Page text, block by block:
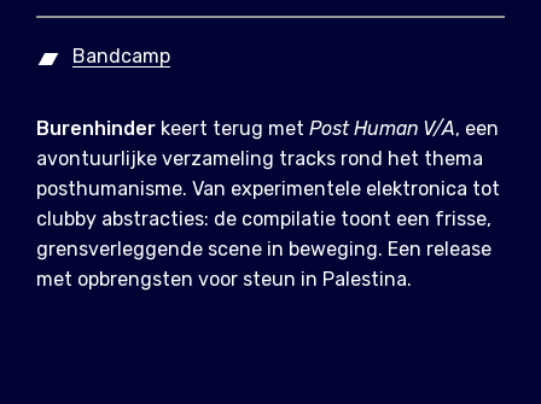
Bandcamp
Burenhinder keert terug met Post Human V/A, een
avontuurlijke verzameling tracks rond het thema
posthumanisme. Van experimentele elektronica tot
clubby abstracties: de compilatie toont een frisse,
grensverleggende scene in beweging. Een release
met opbrengsten voor steun in Palestina.